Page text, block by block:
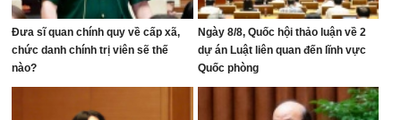
Đưa sĩ quan chính quy về cấp xã,
chức danh chính trị viên sẽ thế
nào?
Ngày 8/8, Quốc hội thảo luận về 2
dự án Luật liên quan đến lĩnh vực
Quốc phòng